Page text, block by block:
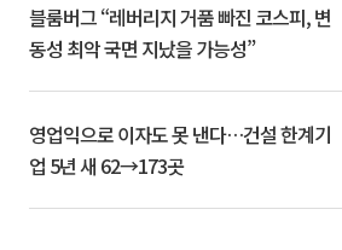
블룸버그 “레버리지 거품 빠진 코스피, 변
동성 최악 국면 지났을 가능성”
영업익으로 이자도 못 낸다…건설 한계기
업 5년 새 62→173곳